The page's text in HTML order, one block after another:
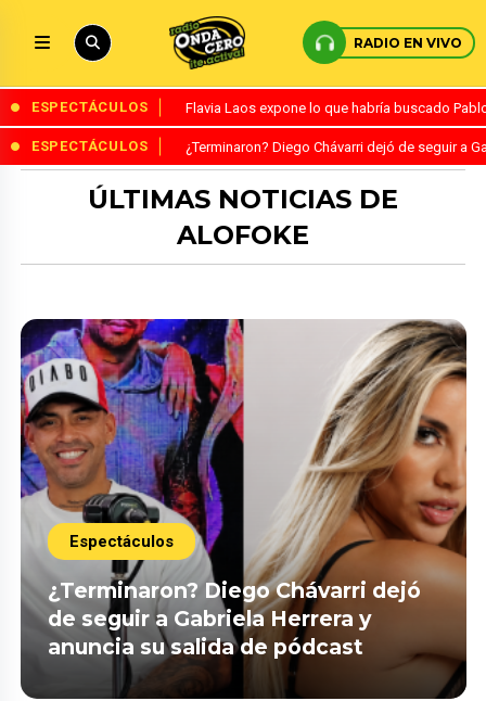
RADIO EN VIVO
ESPECTÁCULOS Flavia Laos expone lo que habría buscado
ESPECTÁCULOS ¿Terminaron? Diego Chávarri dejó de seguir a
ÚLTIMAS NOTICIAS DE
ALOFOKE
Espectáculos
¿Terminaron? Diego Chávarri dejó
de seguir a Gabriela Herrera y
anuncia su salida de pódcast